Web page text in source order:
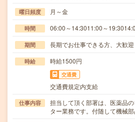
曜日頻度 月～金
時間 06:00～14:3011:00～
期間 長期でお仕事できる方、大歓迎
時給 時給1500円
交通費
交通費規定内支給
仕事内容
担当して頂く部署は、医薬品
ター業務です。付随して機械